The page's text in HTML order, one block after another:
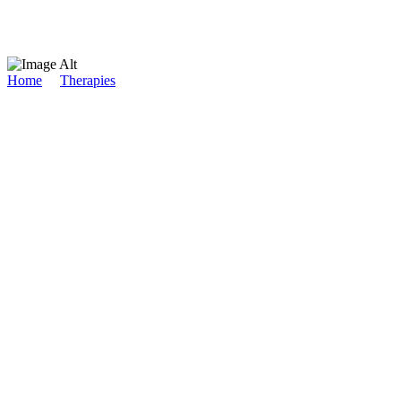
Home Therapies